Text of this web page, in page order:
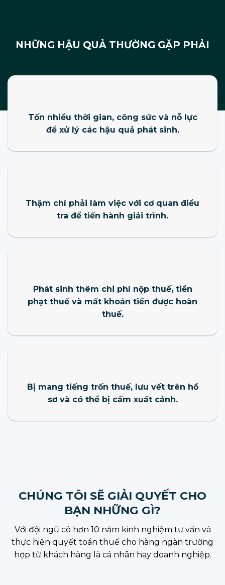
NHỮNG HẬU QUẢ THƯỜNG GẶP PHẢI
Tốn nhiều thời gian, công sức và nỗ lực
để xử lý các hậu quả phát sinh.
Thậm chí phải làm việc với cơ quan điều
tra để tiến hành giải trình.
Phát sinh thêm chi phí nộp thuế, tiền
phạt thuế và mất khoản tiền được hoàn
thuế.
Bị mang tiếng trốn thuế, lưu vết trên hồ
sơ và có thể bị cấm xuất cảnh.
CHÚNG TÔI SẼ GIẢI QUYẾT CHO
BẠN NHỮNG GÌ?
Với đội ngũ có hơn 10 năm kinh nghiệm tư vấn và
thực hiện quyết toán thuế cho hàng ngàn trường
hợp từ khách hàng là cá nhân hay doanh nghiệp.